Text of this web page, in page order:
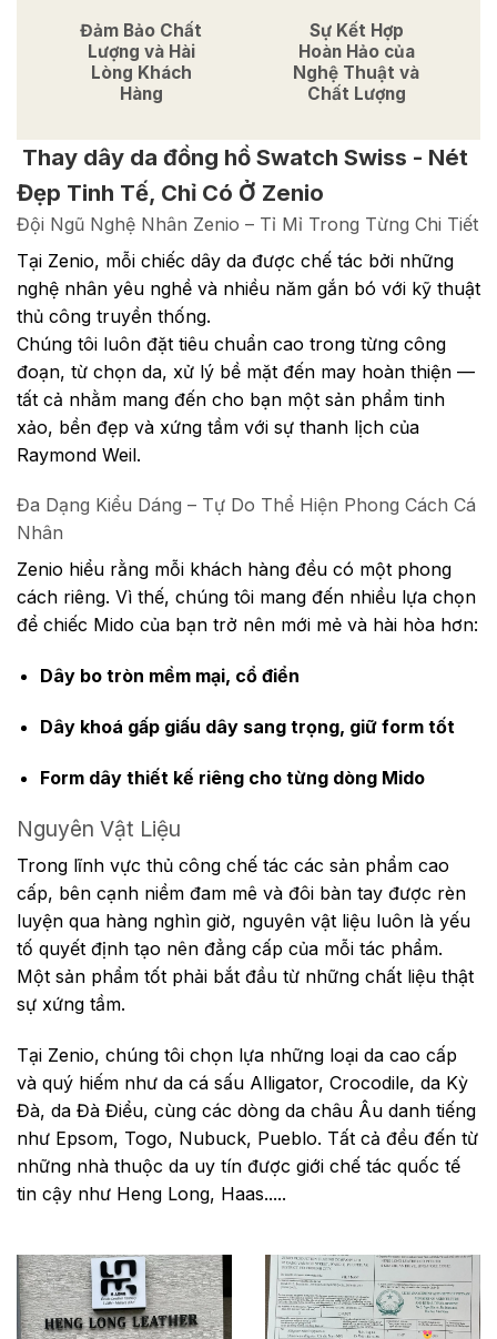
Đảm Bảo Chất
Lượng và Hài
Lòng Khách
Hàng
Sự Kết Hợp
Hoàn Hảo của
Nghệ Thuật và
Chất Lượng
Thay dây da đồng hồ Swatch Swiss - Nét
Đẹp Tinh Tế, Chỉ Có Ở Zenio
Đội Ngũ Nghệ Nhân Zenio – Tỉ Mỉ Trong Từng Chi Tiết
Tại Zenio, mỗi chiếc dây da được chế tác bởi những
nghệ nhân yêu nghề và nhiều năm gắn bó với kỹ thuật
thủ công truyền thống.
Chúng tôi luôn đặt tiêu chuẩn cao trong từng công
đoạn, từ chọn da, xử lý bề mặt đến may hoàn thiện —
tất cả nhằm mang đến cho bạn một sản phẩm tinh
xảo, bền đẹp và xứng tầm với sự thanh lịch của
Raymond Weil.
Đa Dạng Kiểu Dáng – Tự Do Thể Hiện Phong Cách Cá
Nhân
Zenio hiểu rằng mỗi khách hàng đều có một phong
cách riêng. Vì thế, chúng tôi mang đến nhiều lựa chọn
để chiếc Mido của bạn trở nên mới mẻ và hài hòa hơn:
Dây bo tròn mềm mại, cổ điển
Dây khoá gấp giấu dây sang trọng, giữ form tốt
Form dây thiết kế riêng cho từng dòng Mido
Nguyên Vật Liệu
Trong lĩnh vực thủ công chế tác các sản phẩm cao
cấp, bên cạnh niềm đam mê và đôi bàn tay được rèn
luyện qua hàng nghìn giờ, nguyên vật liệu luôn là yếu
tố quyết định tạo nên đẳng cấp của mỗi tác phẩm.
Một sản phẩm tốt phải bắt đầu từ những chất liệu thật
sự xứng tầm.
Tại Zenio, chúng tôi chọn lựa những loại da cao cấp
và quý hiếm như da cá sấu Alligator, Crocodile, da Kỳ
Đà, da Đà Điểu, cùng các dòng da châu Âu danh tiếng
như Epsom, Togo, Nubuck, Pueblo. Tất cả đều đến từ
những nhà thuộc da uy tín được giới chế tác quốc tế
tin cậy như Heng Long, Haas.....